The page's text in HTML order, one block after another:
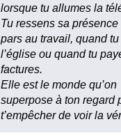
lorsque tu allumes la
Tu ressens sa
pars au travail, quand
l’église ou quand tu
factures.
Elle est le monde qu’on
superpose à ton regard
t’empêcher de voir la